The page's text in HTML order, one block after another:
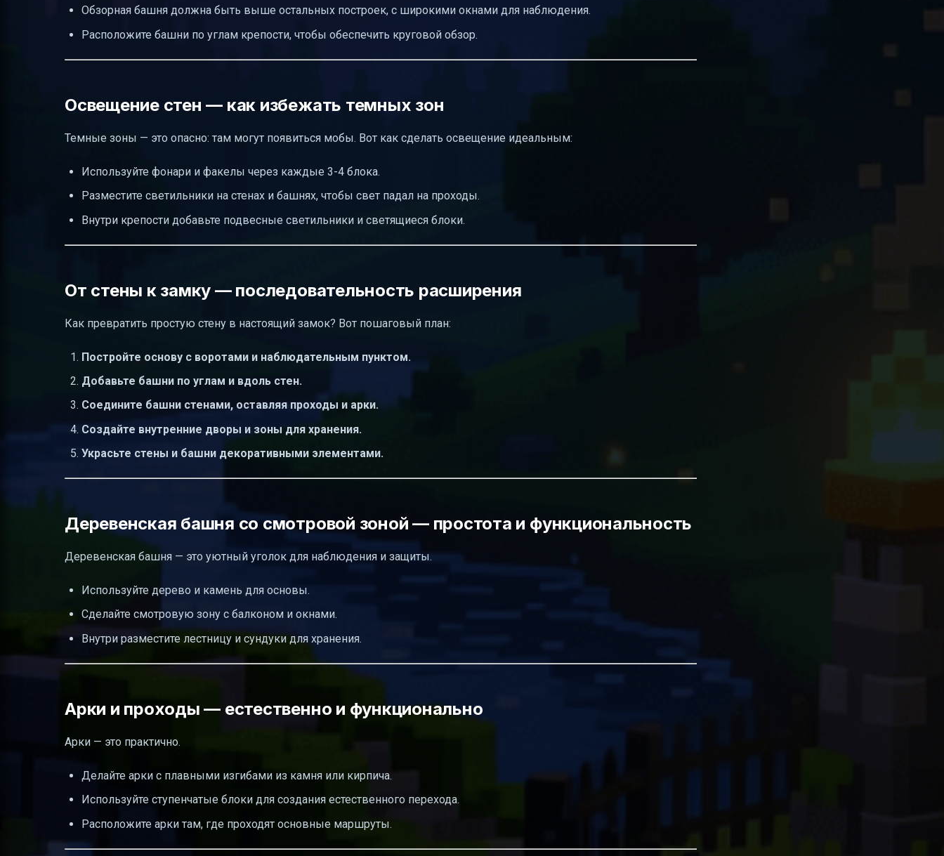
Обзорная башня должна быть выше остальных построек, с широкими окнами для наблюдения.
Расположите башни по углам крепости, чтобы обеспечить круговой обзор.
Освещение стен — как избежать темных зон
Темные зоны — это опасно: там могут появиться мобы. Вот как сделать освещение идеальным:
Используйте фонари и факелы через каждые 3-4 блока.
Разместите светильники на стенах и башнях, чтобы свет падал на проходы.
Внутри крепости добавьте подвесные светильники и светящиеся блоки.
От стены к замку — последовательность расширения
Как превратить простую стену в настоящий замок? Вот пошаговый план:
Постройте основу с воротами и наблюдательным пунктом.
Добавьте башни по углам и вдоль стен.
Соедините башни стенами, оставляя проходы и арки.
Создайте внутренние дворы и зоны для хранения.
Украсьте стены и башни декоративными элементами.
Деревенская башня со смотровой зоной — простота и функциональность
Деревенская башня — это уютный уголок для наблюдения и защиты.
Используйте дерево и камень для основы.
Сделайте смотровую зону с балконом и окнами.
Внутри разместите лестницу и сундуки для хранения.
Арки и проходы — естественно и функционально
Арки — это практично.
Делайте арки с плавными изгибами из камня или кирпича.
Используйте ступенчатые блоки для создания естественного перехода.
Расположите арки там, где проходят основные маршруты.